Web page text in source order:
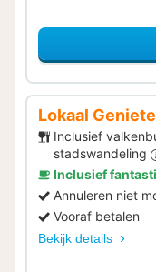
Lokaal
Inclusief
stadswandeling
Inclusief
Annuleren niet
Vooraf betalen
Bekijk details